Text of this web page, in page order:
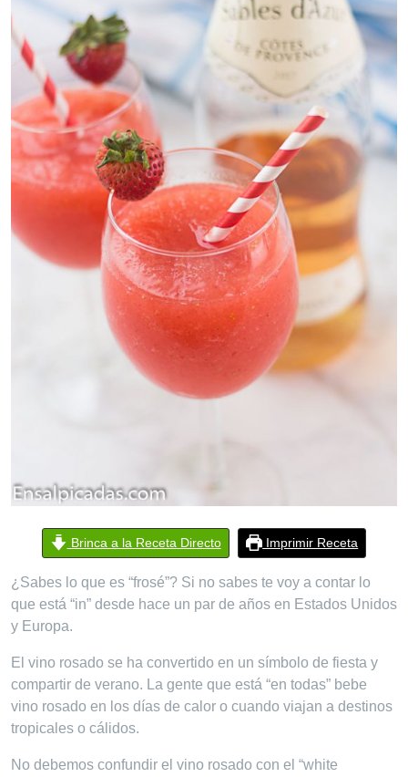
Brinca a la Receta Directo Imprimir Receta
¿Sabes lo que es “frosé”? Si no sabes te voy a contar lo
que está “in” desde hace un par de años en Estados Unidos
y Europa.
El vino rosado se ha convertido en un símbolo de fiesta y
compartir de verano. La gente que está “en todas” bebe
vino rosado en los días de calor o cuando viajan a destinos
tropicales o cálidos.
No debemos confundir el vino rosado con el “white